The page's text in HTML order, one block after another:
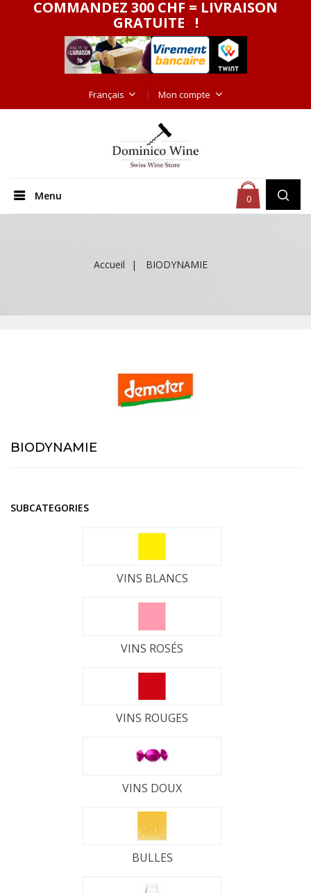
COMMANDEZ 300 CHF = LIVRAISON
GRATUITE !
Français Mon compte
0
Menu
Accueil BIODYNAMIE
BIODYNAMIE
SUBCATEGORIES
VINS BLANCS
VINS ROSÉS
VINS ROUGES
VINS DOUX
BULLES